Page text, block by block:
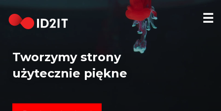
REALIZACJE
DOMENY
☰
Tworzymy strony
użytecznie piękne